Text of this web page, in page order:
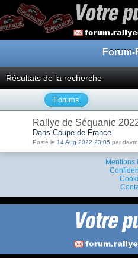
Forum-
Résultats de la recherche
Forums
Rallye de Séquanie
Dans Coupe de France
Posté le 14 Aug 2022 23:05 par
Mentions